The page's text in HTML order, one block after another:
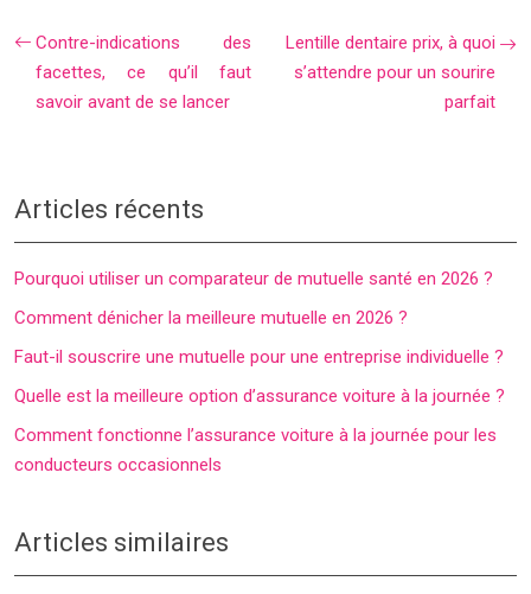
Contre-indications des
facettes, ce qu’il faut
savoir avant de se lancer
Lentille dentaire prix, à quoi
s’attendre pour un sourire
parfait
Articles récents
Pourquoi utiliser un comparateur de mutuelle santé en 2026 ?
Comment dénicher la meilleure mutuelle en 2026 ?
Faut-il souscrire une mutuelle pour une entreprise individuelle ?
Quelle est la meilleure option d’assurance voiture à la journée ?
Comment fonctionne l’assurance voiture à la journée pour les
conducteurs occasionnels
Articles similaires